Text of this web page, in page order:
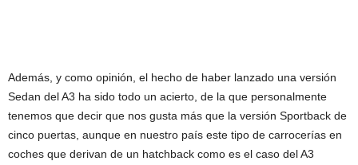
Además, y como opinión, el hecho de haber lanzado una versión
Sedan del A3 ha sido todo un acierto, de la que personalmente
tenemos que decir que nos gusta más que la versión Sportback de
cinco puertas, aunque en nuestro país este tipo de carrocerías en
coches que derivan de un hatchback como es el caso del A3